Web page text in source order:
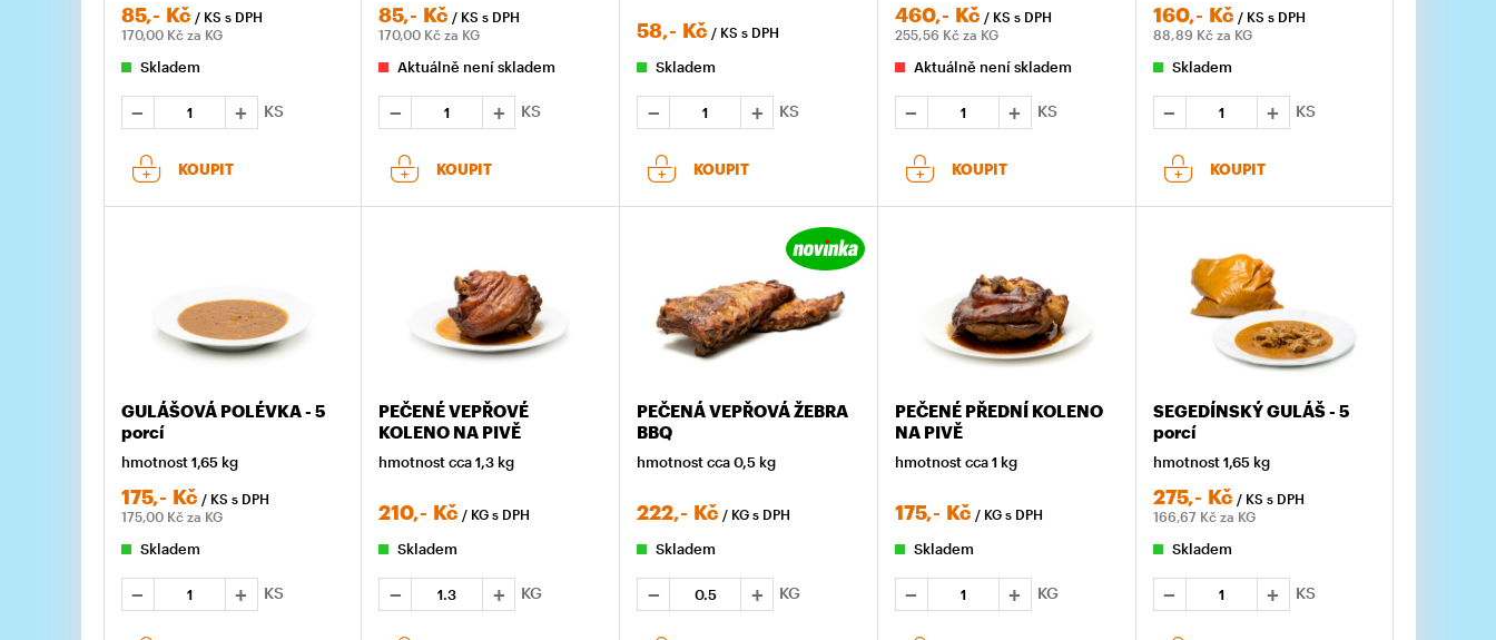
85,- Kč / KS s DPH
170,00Kč za KG
Skladem
KS
KOUPIT
85,- Kč / KSs DPH
170,00 Kč za KG
Aktuálně není skladem
KS
KOUPIT
58,- Kč / KSs DPH
Skladem
KS
KOUPIT
460,- Kč / KS s DPH
255,56 Kč za KG
Aktuálně není skladem
KS
KOUPIT
160,- Kč / KS s DPH
88,89 Kč za KG
Skladem
KS
KOUPIT
GULÁŠOVÁ POLÉVKA - 5
porcí
hmotnost 1,65 kg
175,- Kč / KS s DPH
175,00Kč za KG
Skladem
KS
PEČENÉ VEPŘOVÉ
KOLENO NA PIVĚ
hmotnost cca 1,3 kg
210,- Kč / KGs DPH
Skladem
KG
PEČENÁ VEPŘOVÁ ŽEBRA
BBQ
hmotnost cca 0,5 kg
222,- Kč / KGs DPH
Skladem
KG
PEČENÉ PŘEDNÍ KOLENO
NA PIVĚ
hmotnost cca 1 kg
175,- Kč / KG s DPH
Skladem
KG
SEGEDÍNSKÝ GULÁŠ - 5
porcí
hmotnost 1,65 kg
275,- Kč / KS s DPH
166,67Kč za KG
Skladem
KS